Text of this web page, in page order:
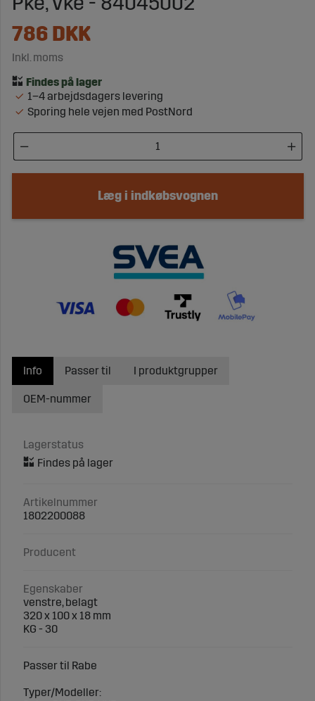
786 DKK
Inkl. moms
1–4 arbejdsdagers levering
Sporing hele vejen med PostNord
Læg i indkøbsvognen
Info
Lagerstatus
Artikelnummer
1802200088
Producent
Egenskaber
venstre, belagt
320 x 100 x 18 mm
KG - 30
Passer til Rabe
Typer/Modeller:
Passer til I produktgrupper
OEM-nummer